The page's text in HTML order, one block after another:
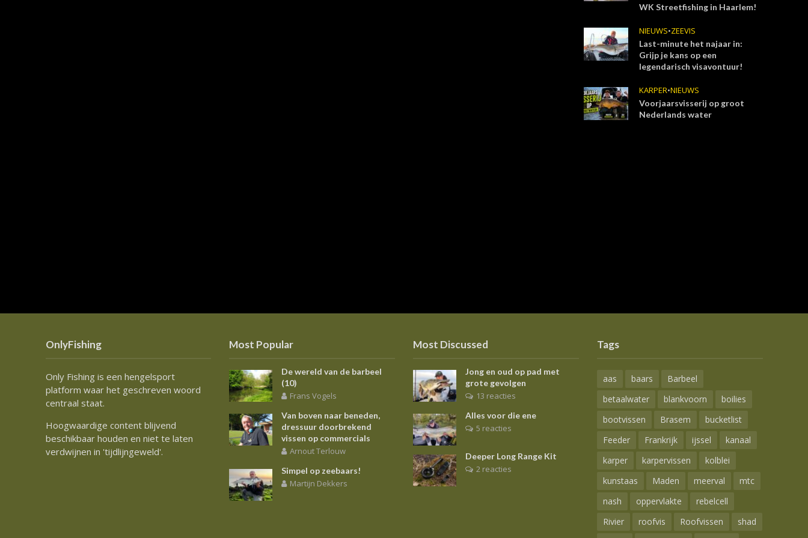
WK Streetfishing in Haarlem!
NIEUWS•ZEEVIS
Last-minute het najaar in:
Grijp je kans op een
legendarisch visavontuur!
KARPER•NIEUWS
Voorjaarsvisserij op groot
Nederlands water
OnlyFishing
Only Fishing is een hengelsport
platform waar het geschreven woord
centraal staat.
Hoogwaardige content blijvend
beschikbaar houden en niet te laten
verdwijnen in 'tijdlijngeweld'.
Most Popular
De wereld van de barbeel
(10)
Frans Vogels
Van boven naar beneden,
dressuur doorbrekend
vissen op commercials
Arnout Terlouw
Simpel op zeebaars!
Martijn Dekkers
Most Discussed
Jong en oud op pad met
grote gevolgen
13 reacties
Alles voor die ene
5 reacties
Deeper Long Range Kit
2 reacties
Tags
aas baars
Barbeel
betaalwater
blankvoorn
boilies
bootvissen
Brasem
bucketlist
Feeder
Frankrijk ijssel
kanaal
karper
karpervissen
kolblei
kunstaas
Maden meerval
mtc
nash
oppervlakte
rebelcell
Rivier
roofvis Roofvissen
shad